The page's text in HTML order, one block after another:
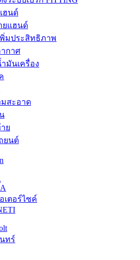
ฮนด์
ยแฮนด์
พิ่มประสิทธิภาพ
กาศ
มันเครื่อง
สะอาด
ย
ยนต์
เตอร์ไซค์
ทร์